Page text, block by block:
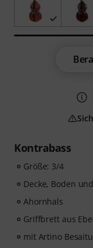
Kontrabass
Größe: 3/4
Decke, Boden
Ahornhals
Griffbrett aus
mit Artino